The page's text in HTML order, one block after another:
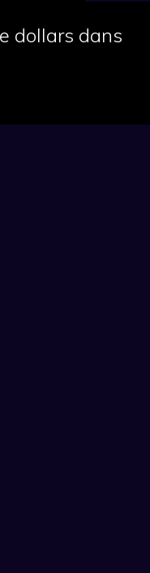
dollars dans